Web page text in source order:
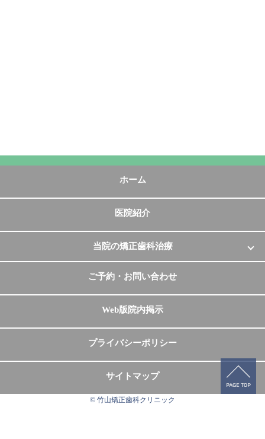
ホーム
医院紹介
当院の矯正歯科治療
当院の特徴
治療の流れ
中高生の矯正
大人の矯正
ご予約・お問い合わせ
Web版院内掲示
プライバシーポリシー
サイトマップ
© 竹山矯正歯科クリニック